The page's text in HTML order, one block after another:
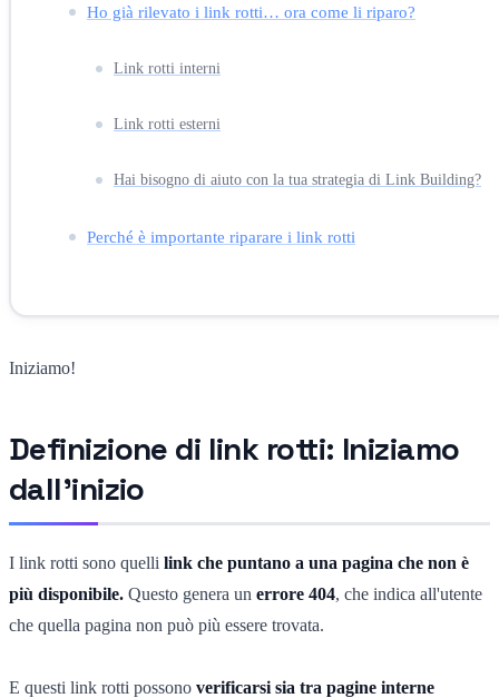
Ho già rilevato i link rotti… ora come li riparo?
Link rotti interni
Link rotti esterni
Hai bisogno di aiuto con la tua strategia di Link Building?
Perché è importante riparare i link rotti
Iniziamo!
Definizione di link rotti: Iniziamo
dall'inizio
I link rotti sono quelli link che puntano a una pagina che non è
più disponibile. Questo genera un errore 404, che indica all'utente
che quella pagina non può più essere trovata.
E questi link rotti possono verificarsi sia tra pagine interne